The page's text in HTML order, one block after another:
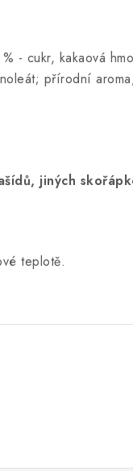
- cukr, kakaová
přírodní
jiných
teplotě.